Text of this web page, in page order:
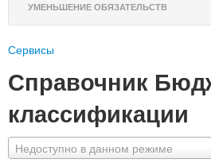
УМЕНЬШЕНИЕ ОБЯЗАТЕЛЬСТВ
Сервисы
Справочник
классификации
Недоступно в данном режиме